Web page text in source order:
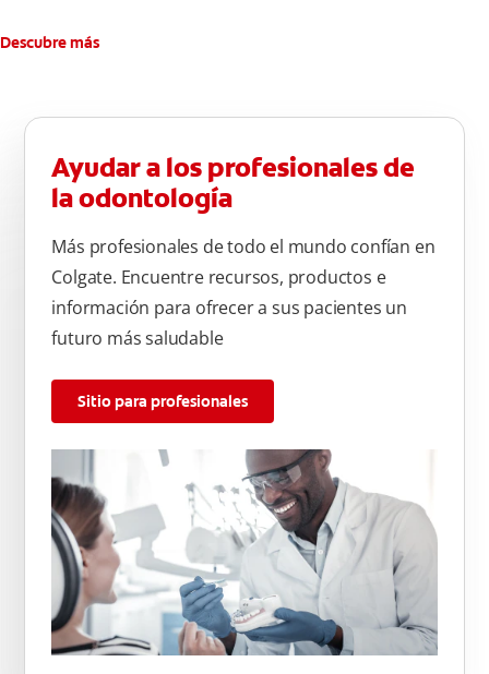
Descubre más
Ayudar a los profesionales de
la odontología
Más profesionales de todo el mundo confían en
Colgate. Encuentre recursos, productos e
información para ofrecer a sus pacientes un
futuro más saludable
Sitio para profesionales